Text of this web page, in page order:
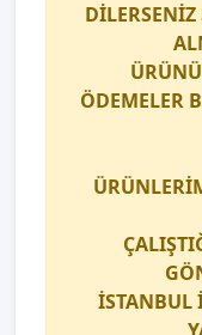
ÖDEMELER
İSTANBUL